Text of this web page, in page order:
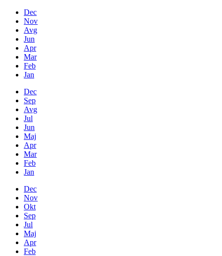
Dec
Nov
Avg
Jun
Apr
Mar
Feb
Jan
Dec
Sep
Avg
Jul
Jun
Maj
Apr
Mar
Feb
Jan
Dec
Nov
Okt
Sep
Jul
Maj
Apr
Feb